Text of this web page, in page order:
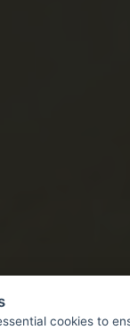
cookies to